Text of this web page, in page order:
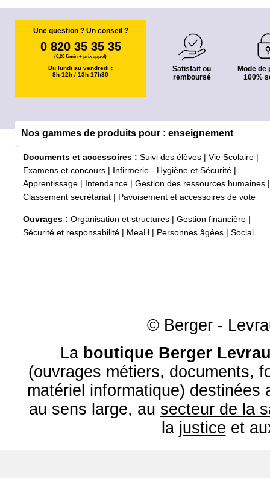
Une question ? Un conseil ?
0 820 35 35 35
(0,20 €/min + prix appel)
Du lundi au vendredi :
8h-12h / 13h-17h30
Satisfait ou
remboursé
Mode de
100%
Nos gammes de produits pour : enseignement
Documents et accessoires : Suivi des élèves Vie Scolaire
Examens et concours
Infirmerie - Hygiène et Sécurité
Apprentissage
Intendance Gestion des ressources humaines
Classement secrétariat
Pavoisement et accessoires de vote
Ouvrages : Organisation et structures Gestion financière
Sécurité et responsabilité
MeaH Personnes âgées Social
© Berger -
La boutique Berger
(ouvrages métiers, documents,
matériel informatique) destinées
au sens large, au secteur de la
la justice et